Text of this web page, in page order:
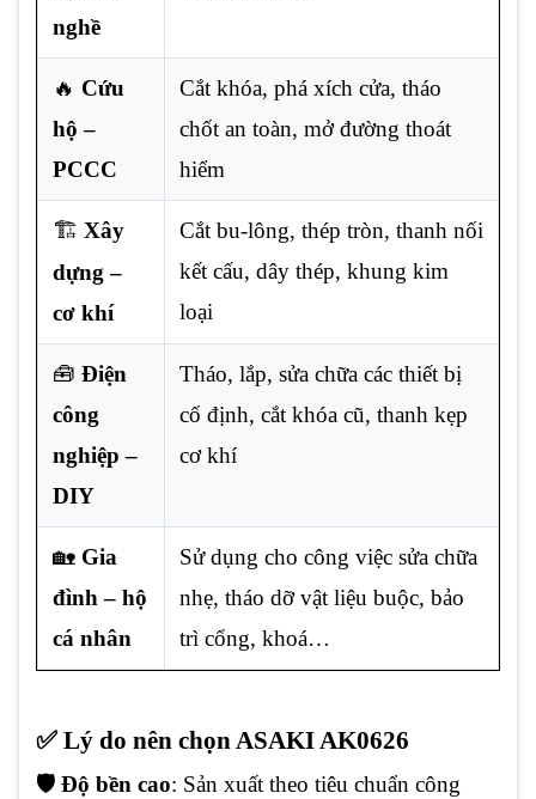
nghề
🔥 Cứu
hộ –
PCCC
Cắt khóa, phá xích cửa, tháo
chốt an toàn, mở đường thoát
hiểm
🏗️ Xây
dựng –
cơ khí
Cắt bu-lông, thép tròn, thanh nối
kết cấu, dây thép, khung kim
loại
🧰 Điện
công
nghiệp –
DIY
Tháo, lắp, sửa chữa các thiết bị
cố định, cắt khóa cũ, thanh kẹp
cơ khí
🏡 Gia
đình – hộ
cá nhân
Sử dụng cho công việc sửa chữa
nhẹ, tháo dỡ vật liệu buộc, bảo
trì cổng, khoá…
✅ Lý do nên chọn ASAKI AK0626
🛡️ Độ bền cao: Sản xuất theo tiêu chuẩn công